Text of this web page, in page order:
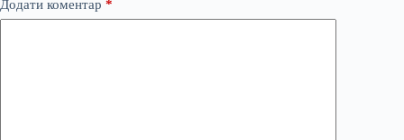
Додати коментар *